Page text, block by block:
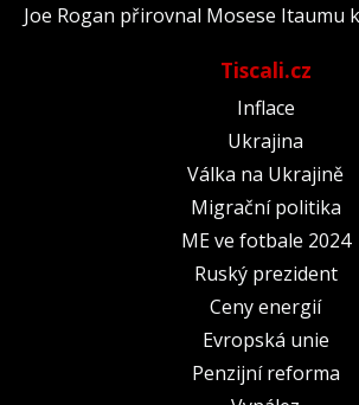
Joe Rogan přirovnal Mosese Itaumu
Tiscali.cz
Inflace
Ukrajina
Válka na Ukrajině
Migrační politika
ME ve fotbale 2024
Ruský prezident
Ceny energií
Evropská unie
Penzijní reforma